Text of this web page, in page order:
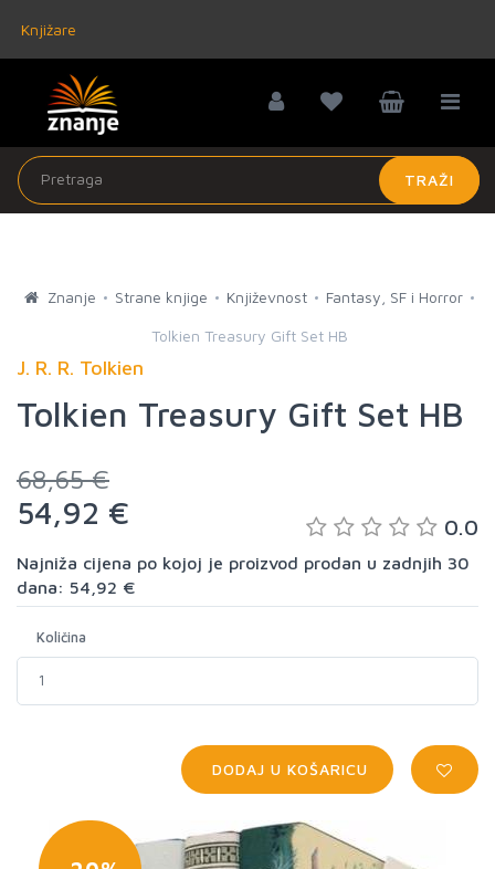
Knjižare
TRAŽI
Znanje Strane knjige Književnost Fantasy, SF i Horror
Tolkien Treasury Gift Set HB
J. R. R. Tolkien
Tolkien Treasury Gift Set HB
68,65 €
54,92 € 0.0
Najniža cijena po kojoj je proizvod prodan u zadnjih 30
dana: 54,92 €
Količina
DODAJ U KOŠARICU